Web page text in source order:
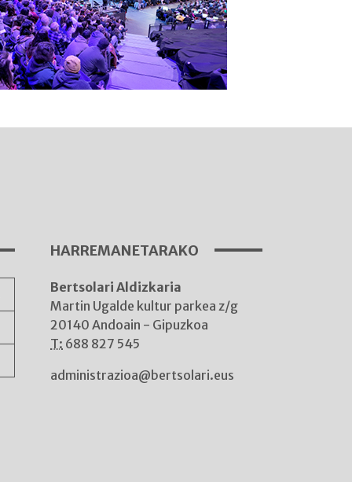
HARREMANETARAKO
Bertsolari Aldizkaria
Martin Ugalde kultur parkea z/g
20140 Andoain - Gipuzkoa
T: 688 827 545
administrazioa@bertsolari.eus